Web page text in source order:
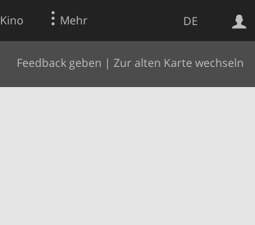
DE
Kino Mehr
Feedback geben | Zur alten Karte wechseln
Websuche